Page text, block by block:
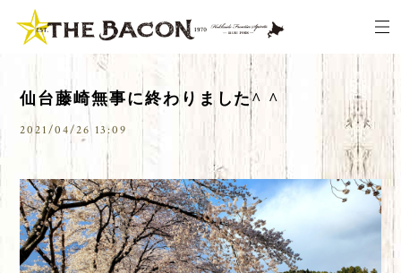
仙台藤崎無事に終わりました^ ^
2021/04/26 13:09